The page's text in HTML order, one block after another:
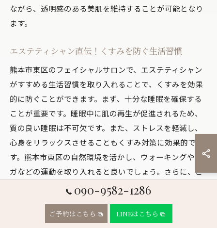
ながら、透明感のある美肌を維持することが可能となり
ます。
エステティシャン直伝！くすみを防ぐ生活習慣
熊本市東区のフェイシャルサロンで、エステティシャン
がすすめる生活習慣を取り入れることで、くすみを効果
的に防ぐことができます。まず、十分な睡眠を確保する
ことが重要です。睡眠中に肌の再生が促進されるため、
質の良い睡眠は不可欠です。また、ストレスを軽減し、
心身をリラックスさせることもくすみ対策に効果的で
す。熊本市東区の自然環境を活かし、ウォーキングやヨ
ガなどの運動を取り入れると良いでしょう。さらに、ビ
タミンCやEを多く含む食事を心がけ、肌の健康を保つこ
知らずの美肌を手に入れることができ、新たな自分を見
090-9582-1286
ご予約はこちら LINEはこちら